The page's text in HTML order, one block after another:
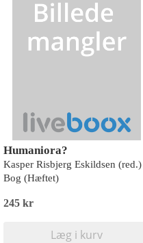
Humaniora?
Kasper Risbjerg Eskildsen (red.)
Bog (Hæftet)
245 kr
Læg i kurv